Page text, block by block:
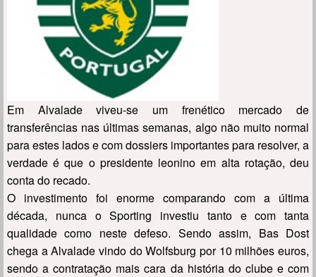
Em Alvalade viveu-se um frenético mercado de
transferências nas últimas semanas, algo não muito normal
para estes lados e com dossiers importantes para resolver, a
verdade é que o presidente leonino em alta rotação, deu
conta do recado.
O investimento foi enorme comparando com a última
década, nunca o Sporting investiu tanto e com tanta
qualidade como neste defeso. Sendo assim, Bas Dost
chega a Alvalade vindo do Wolfsburg por 10 milhões euros,
sendo a contratação mais cara da história do clube e com